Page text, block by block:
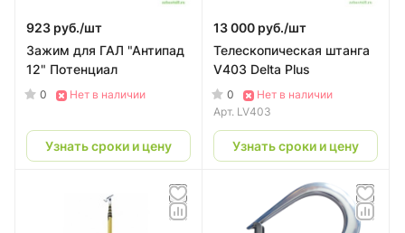
923 руб./шт
Зажим для ГАЛ "Антипад
12" Потенциал
0 Нет в наличии
Узнать сроки и цену
13 000 руб./шт
Телескопическая штанга
V403 Delta Plus
0
Нет в наличии
Арт. LV403
Узнать сроки и цену